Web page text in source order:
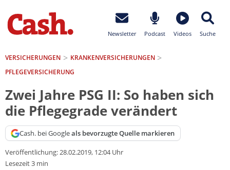
Newsletter Podcast Videos Suche
VERSICHERUNGEN
KRANKEN­VERSICHERUNGEN
PFLEGEVERSICHERUNG
Zwei Jahre PSG II: So haben sich
die Pflegegrade verändert
Cash. bei Googleals bevorzugte Quelle markieren
Veröffentlichung:28.02.2019, 12:04 Uhr
Lesezeit 3 min